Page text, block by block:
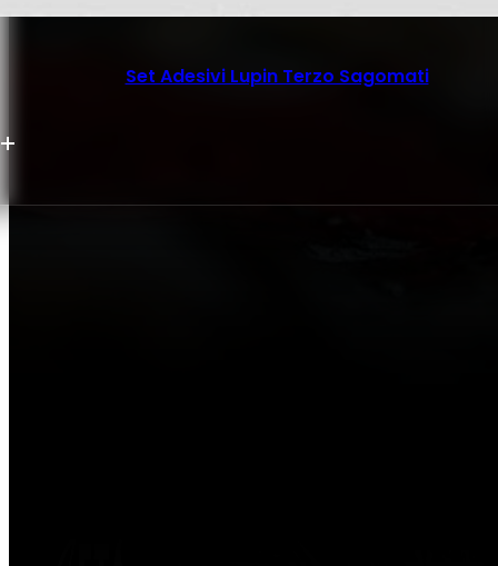
Set Adesivi Lupin Terzo Sagomati